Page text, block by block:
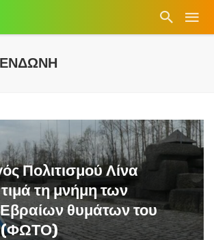
Πολιτισμού Λίνα
τη μνήμη των
θυμάτων του
(ΦΩΤΟ)